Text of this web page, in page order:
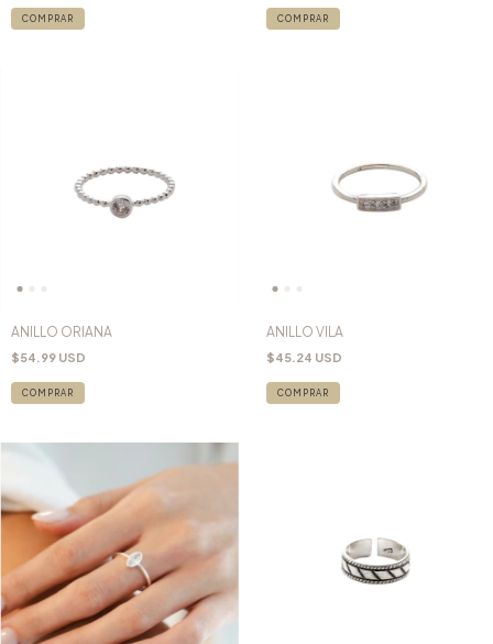
COMPRAR COMPRAR
ANILLO ORIANA
$54.99 USD
COMPRAR
ANILLO VILA
$45.24 USD
COMPRAR